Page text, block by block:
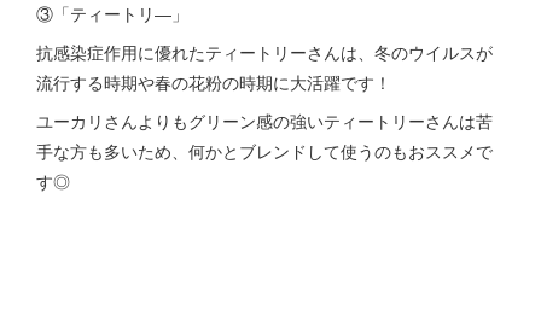
③「ティートリ―」
抗感染症作用に優れたティートリーさんは、冬のウイルスが
流行する時期や春の花粉の時期に大活躍です！
ユーカリさんよりもグリーン感の強いティートリーさんは苦
手な方も多いため、何かとブレンドして使うのもおススメで
す◎